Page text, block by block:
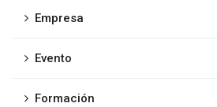
Empresa
Evento
Formación